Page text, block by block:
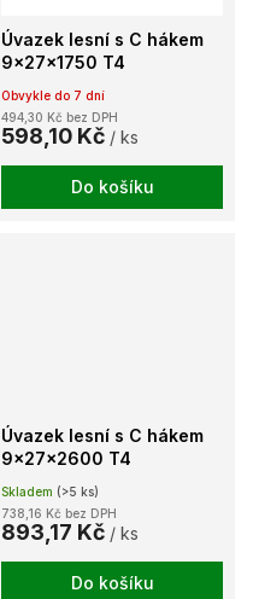
Úvazek lesní s C hákem
9x27x1750 T4
Obvykle do 7 dní
494,30 Kč bez DPH
598,10 Kč / ks
Do košíku
Úvazek lesní s C hákem
9x27x2600 T4
Skladem (>5 ks)
738,16 Kč bez DPH
893,17 Kč / ks
Do košíku